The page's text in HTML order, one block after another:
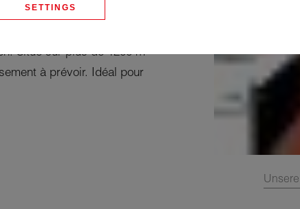
une cuisine séparée,
séparé et un grand sous
Situé sur plus de 1200 m²
à prévoir. Idéal pour
SETTINGS